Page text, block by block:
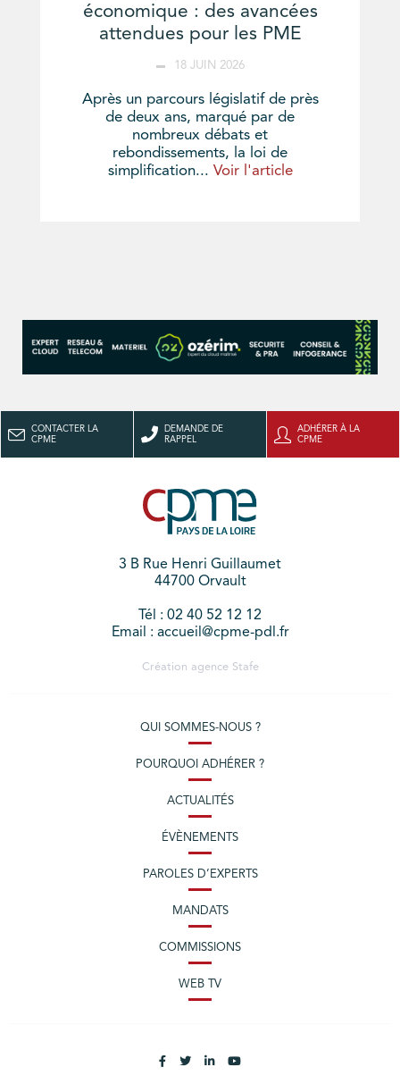
économique : des avancées
attendues pour les PME
18 JUIN 2026
Après un parcours législatif de près
de deux ans, marqué par de
nombreux débats et
rebondissements, la loi de
simplification... Voir l'article
CONTACTER LA
CPME
DEMANDE DE
RAPPEL
ADHÉRER À LA
CPME
3 B Rue Henri Guillaumet
44700 Orvault
Tél : 02 40 52 12 12
Email : accueil@cpme-pdl.fr
Création agence Stafe
QUI SOMMES-NOUS ?
POURQUOI ADHÉRER ?
ACTUALITÉS
ÉVÈNEMENTS
PAROLES D’EXPERTS
MANDATS
COMMISSIONS
WEB TV